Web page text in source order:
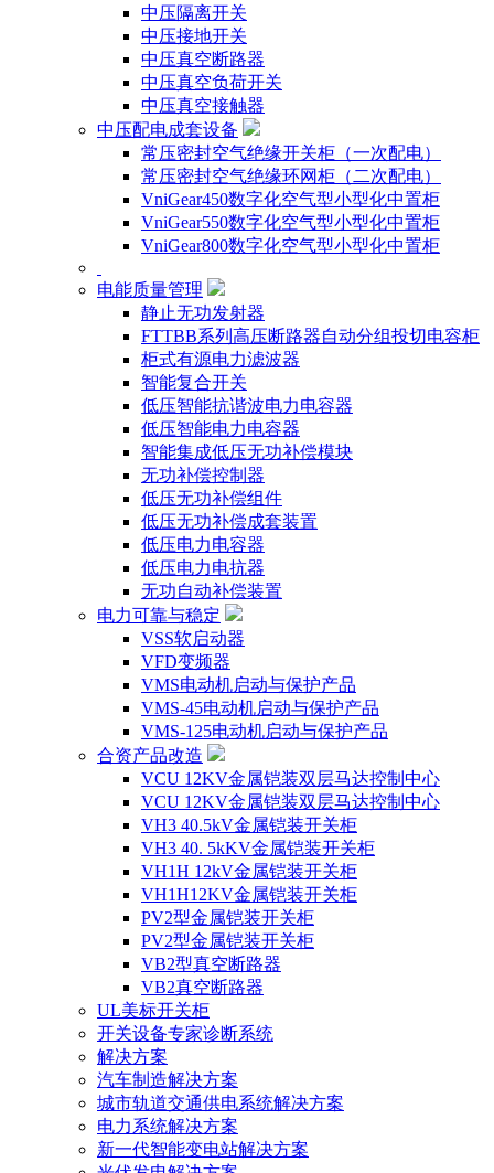
中压隔离开关
中压接地开关
中压真空断路器
中压真空负荷开关
中压真空接触器
中压配电成套设备
常压密封空气绝缘开关柜（一次配电）
常压密封空气绝缘环网柜（二次配电）
VniGear450数字化空气型小型化中置柜
VniGear550数字化空气型小型化中置柜
VniGear800数字化空气型小型化中置柜
电能质量管理
静止无功发射器
FTTBB系列高压断路器自动分组投切电容柜
柜式有源电力滤波器
智能复合开关
低压智能抗谐波电力电容器
低压智能电力电容器
智能集成低压无功补偿模块
无功补偿控制器
低压无功补偿组件
低压无功补偿成套装置
低压电力电容器
低压电力电抗器
无功自动补偿装置
电力可靠与稳定
VSS软启动器
VFD变频器
VMS电动机启动与保护产品
VMS-45电动机启动与保护产品
VMS-125电动机启动与保护产品
合资产品改造
VCU 12KV金属铠装双层马达控制中心
VCU 12KV金属铠装双层马达控制中心
VH3 40.5kV金属铠装开关柜
VH3 40. 5kKV金属铠装开关柜
VH1H 12kV金属铠装开关柜
VH1H12KV金属铠装开关柜
PV2型金属铠装开关柜
PV2型金属铠装开关柜
VB2型真空断路器
VB2真空断路器
UL美标开关柜
开关设备专家诊断系统
解决方案
汽车制造解决方案
城市轨道交通供电系统解决方案
电力系统解决方案
新一代智能变电站解决方案